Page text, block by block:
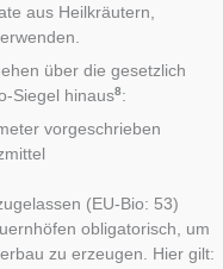
aus Heilkräutern,
über die gesetzlich
Siegel hinaus8:
vorgeschrieben
(EU-Bio: 53)
obligatorisch, um
zu erzeugen. Hier gilt: